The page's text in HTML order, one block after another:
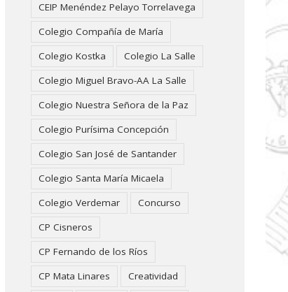
CEIP Menéndez Pelayo Torrelavega
Colegio Compañía de María
Colegio Kostka
Colegio La Salle
Colegio Miguel Bravo-AA La Salle
Colegio Nuestra Señora de la Paz
Colegio Purísima Concepción
Colegio San José de Santander
Colegio Santa María Micaela
Colegio Verdemar
Concurso
CP Cisneros
CP Fernando de los Ríos
CP Mata Linares
Creatividad